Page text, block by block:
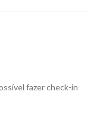
fazer check-in